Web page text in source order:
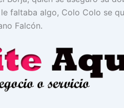
faltaba algo, Colo Colo se
Falcón.